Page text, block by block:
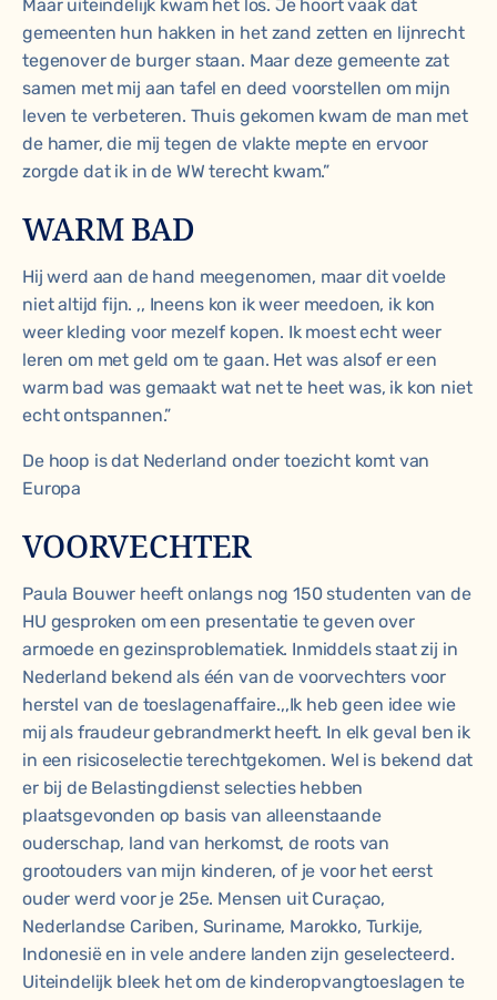
Maar uiteindelijk kwam het los. Je hoort vaak dat
gemeenten hun hakken in het zand zetten en lijnrecht
tegenover de burger staan. Maar deze gemeente zat
samen met mij aan tafel en deed voorstellen om mijn
leven te verbeteren. Thuis gekomen kwam de man met
de hamer, die mij tegen de vlakte mepte en ervoor
zorgde dat ik in de WW terecht kwam.”
WARM BAD
Hij werd aan de hand meegenomen, maar dit voelde
niet altijd fijn. ,, Ineens kon ik weer meedoen, ik kon
weer kleding voor mezelf kopen. Ik moest echt weer
leren om met geld om te gaan. Het was alsof er een
warm bad was gemaakt wat net te heet was, ik kon niet
echt ontspannen.”
De hoop is dat Nederland onder toezicht komt van
Europa
VOORVECHTER
Paula Bouwer heeft onlangs nog 150 studenten van de
HU gesproken om een presentatie te geven over
armoede en gezinsproblematiek. Inmiddels staat zij in
Nederland bekend als één van de voorvechters voor
herstel van de toeslagenaffaire.,,Ik heb geen idee wie
mij als fraudeur gebrandmerkt heeft. In elk geval ben ik
in een risicoselectie terechtgekomen. Wel is bekend dat
er bij de Belastingdienst selecties hebben
plaatsgevonden op basis van alleenstaande
ouderschap, land van herkomst, de roots van
grootouders van mijn kinderen, of je voor het eerst
ouder werd voor je 25e. Mensen uit Curaçao,
Nederlandse Cariben, Suriname, Marokko, Turkije,
Indonesië en in vele andere landen zijn geselecteerd.
Uiteindelijk bleek het om de kinderopvangtoeslagen te